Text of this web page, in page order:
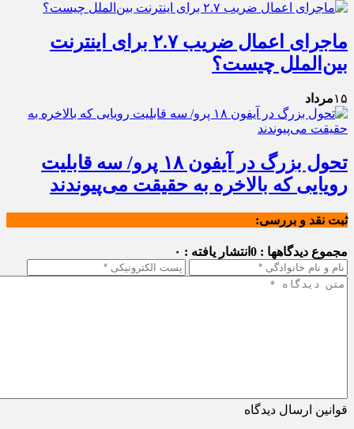
ماجرای اعمال ضریب ۲.۷ برای اینترنت
بین‌الملل چیست؟
۱۵مرداد
تحول بزرگ در آیفون ۱۸ پرو/ سه قابلیت
رویایی که بالاخره به حقیقت می‌پیوندند
ثبت نقد و بررسی:
مجموع دیدگاهها : 0 انتشار یافته : ۰
قوانین ارسال دیدگاه